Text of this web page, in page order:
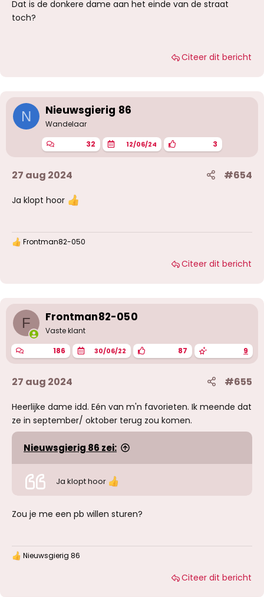
Dat is de donkere dame aan het einde van de straat
toch?
Citeer dit bericht
N Nieuwsgierig 86
Wandelaar
32 12/06/24 3
27 aug 2024 #654
Ja klopt hoor
W
n
g
n
:
Frontman82-050
Citeer dit bericht
F Frontman82-050
Vaste klant
186 30/06/22 87 9
27 aug 2024 #655
Heerlijke dame idd. Eén van m'n favorieten. Ik meende dat
ze in september/ oktober terug zou komen.
Nieuwsgierig 86 zei:
Ja klopt hoor
Zou je me een pb willen sturen?
W Nieuwsgierig 86
Citeer dit bericht